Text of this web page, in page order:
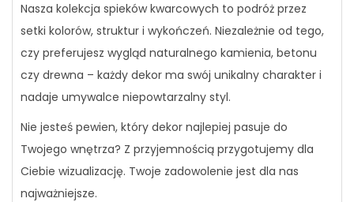
Nasza kolekcja spieków kwarcowych to podróż przez
setki kolorów, struktur i wykończeń. Niezależnie od tego,
czy preferujesz wygląd naturalnego kamienia, betonu
czy drewna – każdy dekor ma swój unikalny charakter i
nadaje umywalce niepowtarzalny styl.
Nie jesteś pewien, który dekor najlepiej pasuje do
Twojego wnętrza? Z przyjemnością przygotujemy dla
Ciebie wizualizację. Twoje zadowolenie jest dla nas
najważniejsze.